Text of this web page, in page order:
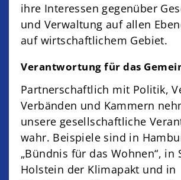
ihre Interessen gegenüber
und Verwaltung auf allen
auf wirtschaftlichem Gebiet.
Verantwortung für das
Partnerschaftlich mit Politik,
Verbänden und Kammern
unsere gesellschaftliche
wahr. Beispiele sind in
„Bündnis für das Wohnen“, in
Holstein der Klimapakt und in